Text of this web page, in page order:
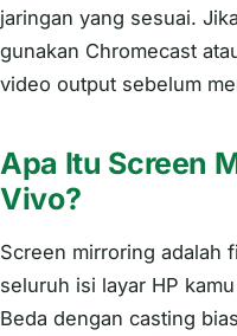
jaringan yang sesuai.
gunakan Chromecast
video output sebelum
Apa Itu Screen
Vivo?
Screen mirroring adalah
seluruh isi layar HP
Beda dengan casting